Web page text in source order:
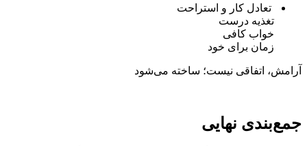
تعادل کار و استراحت
تغذیه درست
خواب کافی
زمان برای خود
آرامش، اتفاقی نیست؛ ساخته می‌شود
جمع‌بندی نهایی